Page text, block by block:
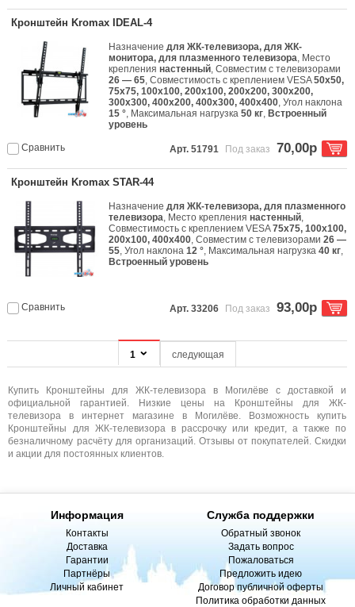
Купить Кронштейны для ЖК-телевизора в Могилёве с доставкой и
официальной гарантией. Низкие цены на Кронштейны для ЖК-
телевизора в интернет магазине в Могилёве. Возможность купить
Кронштейны для ЖК-телевизора в рассрочку или кредит, а также по
безналичному расчёту для организаций. Отзывы от покупателей. Скидки
и акции для постоянных клиентов.
Кронштейн Kromax IDEAL-4
Назначениедля ЖК-телевизора, для ЖК-
монитора, для плазменного телевизора, Место
креплениянастенный, Совместим с телевизорами
26 — 65, Совместимость с креплением VESA50x50,
75x75, 100x100, 200x100, 200x200, 300x200,
300x300, 400x200, 400x300, 400x400, Угол наклона
15 °, Максимальная нагрузка50 кг, Встроенный
уровень
Сравнить Арт. 51791 Под заказ 70,00р
Кронштейн Kromax STAR-44
Назначениедля ЖК-телевизора, для плазменного
телевизора, Место креплениянастенный,
Совместимость с креплением VESA75x75, 100x100,
200x100, 400x400, Совместим с телевизорами26 —
55, Угол наклона12 °, Максимальная нагрузка40 кг,
Встроенный уровень
Сравнить Арт. 33206 Под заказ 93,00р
1 следующая
Информация
Контакты
Доставка
Гарантии
Партнёры
Личный кабинет
Служба поддержки
Обратный звонок
Задать вопрос
Пожаловаться
Предложить идею
Договор публичной оферты
Политика обработки данных